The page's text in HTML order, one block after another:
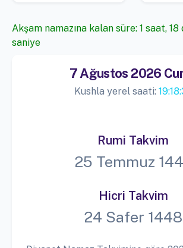
Akşam namazına kalan süre: 1 saat, 18
saniye
7 Ağustos 2026
Kushla yerel saati:
Rumi Takvim
25 Temmuz
Hicri Takvim
24 Safer 1448